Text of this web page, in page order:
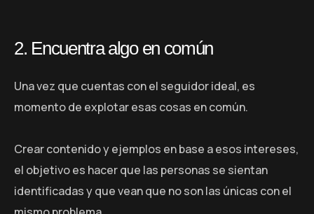
2. Encuentra algo en común
Una vez que cuentas con el seguidor ideal, es
momento de explotar esas cosas en común.
Crear contenido y ejemplos en base a esos intereses,
el objetivo es hacer que las personas se sientan
identificadas y que vean que no son las únicas con el